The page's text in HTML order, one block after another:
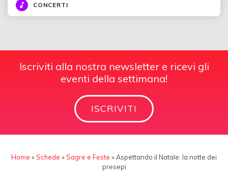
CONCERTI
Iscriviti alla nostra newsletter e ricevi gli
eventi della settimana!
ISCRIVITI
Home »Schede »Sagre e Feste »Aspettando il Natale: la notte dei
presepi